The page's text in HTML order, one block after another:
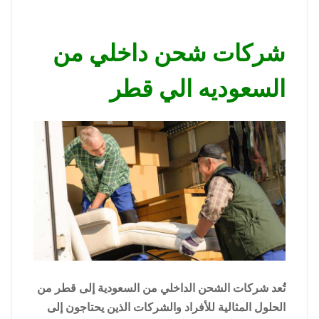
شركات شحن داخلي من
السعوديه الي قطر
تُعد شركات الشحن الداخلي من السعودية إلى قطر من
الحلول المثالية للأفراد والشركات الذين يحتاجون إلى